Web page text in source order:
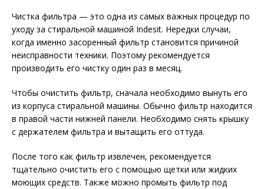
Чистка фильтра — это одна из самых важных процедур по
уходу за стиральной машиной Indesit. Нередки случаи,
когда именно засоренный фильтр становится причиной
неисправности техники. Поэтому рекомендуется
производить его чистку один раз в месяц.
Чтобы очистить фильтр, сначала необходимо вынуть его
из корпуса стиральной машины. Обычно фильтр находится
в правой части нижней панели. Необходимо снять крышку
с держателем фильтра и вытащить его оттуда.
После того как фильтр извлечен, рекомендуется
тщательно очистить его с помощью щетки или жидких
моющих средств. Также можно промыть фильтр под